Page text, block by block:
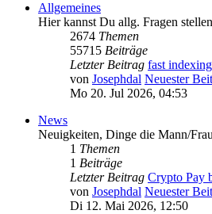
Allgemeines
Hier kannst Du allg. Fragen
2674 Themen
55715 Beiträge
Letzter Beitrag fast
von Josephdal Neuester
Mo 20. Jul 2026, 04:53
News
Neuigkeiten, Dinge die Mann/
1 Themen
1 Beiträge
Letzter Beitrag Crypto
von Josephdal Neuester
Di 12. Mai 2026, 12:50